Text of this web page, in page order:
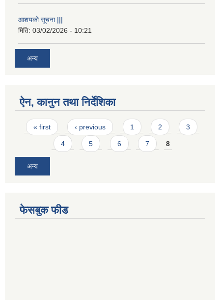
आशयको सूचना |||
मिति: 03/02/2026 - 10:21
अन्य
ऐन, कानुन तथा निर्देशिका
Pages
« first ‹ previous 1 2 3
4 5 6 7 8
अन्य
फेसबुक फीड